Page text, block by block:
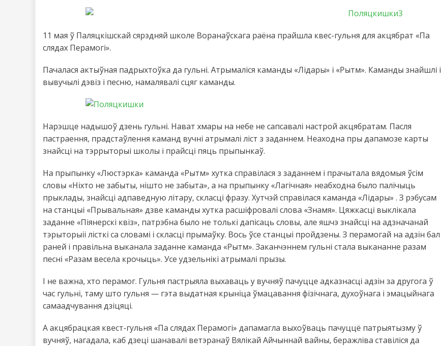
11 мая ў Паляцкішскай сярэдняй школе Воранаўскага раёна прайшла квес-гульня для акцябрат «Па
слядах Перамогі».
Пачалася актыўная падрыхтоўка да гульні. Атрымаліся каманды «Лідары» і «Рытм». Каманды знайшлі і
вывучылі дэвіз і песню, намалявалі сцяг каманды.
Нарэшце надышоў дзень гульні. Нават хмары на небе не сапсавалі настрой акцябратам. Пасля
пастраення, прадстаўлення каманд вучні атрымалі ліст з заданнем. Неаходна пры дапамозе карты
знайсці на тэррыторыі школы і прайсці пяць прыпынкаў.
На прыпынку «Люстэрка» каманда «Рытм» хутка справілася з заданнем і прачытала вядомыя ўсім
словы «Ніхто не забыты, нішто не забыта», а на прыпынку «Лагічная» неабходна было палічыць
прыклады, знайсці адпаведную літару, скласці фразу. Хутчэй справілася каманда «Лідары» . З рэбусам
на станцыі «Прывальная» дзве каманды хутка расшіфровалі слова «Знамя». Цяжкасці выклікала
заданне «Піянерскі квіз», патрэбна было не толькі дапісаць словы, але яшчэ знайсці на адзначанай
тэрыторыіі лісткі са словамі і скласці прымаўку. Вось ўсе станцыі пройдзены. З перамогай на адзін бал
раней і правільна выканала заданне каманда «Рытм». Заканчэннем гульні стала выкананне разам
песні «Разам весела крочыць». Усе удзельнікі атрымалі прызы.
І не важна, хто перамог. Гульня пастрыяла выхаваць у вучняў пачуцце адказнасці адзін за другога ў
час гульні, таму што гульня — гэта выдатная крыніца ўмацавання фізічнага, духоўнага і эмацыйнага
самаадчування дзіцяці.
А акцябрацкая квест-гульня «Па слядах Перамогі» дапамагла выхоўваць пачуццё патрыятызму ў
вучняў, нагадала, каб дзеці шанавалі ветэранаў Вялікай Айчыннай вайны, беражліва ставіліся да